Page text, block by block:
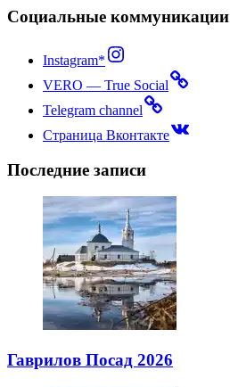
Социальные коммуникации
Instagram*
VERO — True Social
Telegram channel
Страница Вконтакте
Последние записи
Гаврилов Посад 2026